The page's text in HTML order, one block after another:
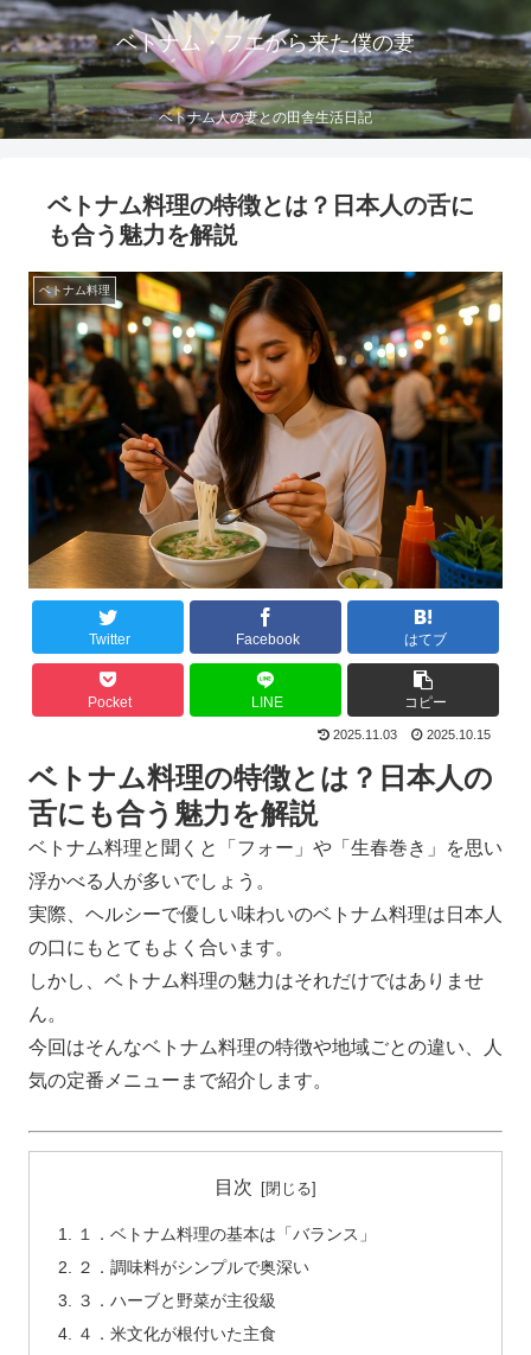
ベトナム・フエから来た僕の妻
ベトナム人の妻との田舎生活日記
ベトナム料理の特徴とは？日本人の舌に
も合う魅力を解説
ベトナム料理
Twitter Facebook はてブ
Pocket LINE コピー
2025.11.03 2025.10.15
ベトナム料理の特徴とは？日本人の
舌にも合う魅力を解説
ベトナム料理と聞くと「フォー」や「生春巻き」を思い
浮かべる人が多いでしょう。
実際、ヘルシーで優しい味わいのベトナム料理は日本人
の口にもとてもよく合います。
しかし、ベトナム料理の魅力はそれだけではありませ
ん。
今回はそんなベトナム料理の特徴や地域ごとの違い、人
気の定番メニューまで紹介します。
目次
１．ベトナム料理の基本は「バランス」
２．調味料がシンプルで奥深い
３．ハーブと野菜が主役級
４．米文化が根付いた主食